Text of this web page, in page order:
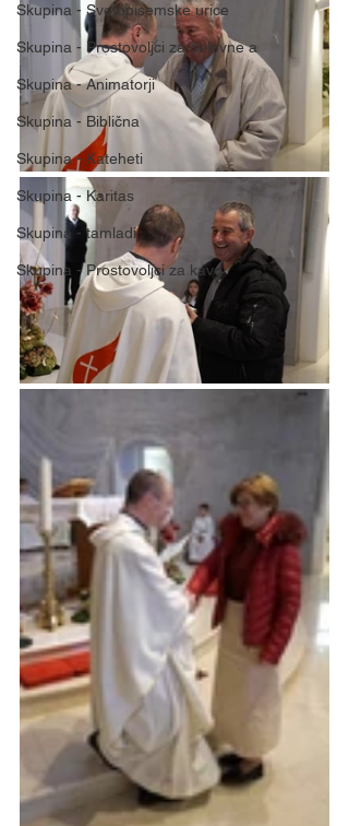
Skupina - Svetopisemske urice
Skupina - Prostovoljci za delovne a
Skupina - Animatorji
Skupina - Biblična
Skupina - Kateheti
Skupina - Karitas
Skupina - tamladi
Skupina - Prostovoljci za kavo